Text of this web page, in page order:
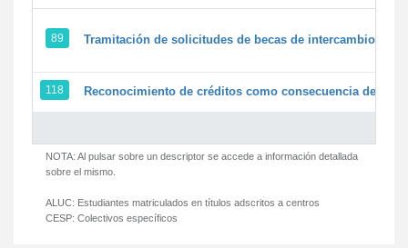
89 Tramitación de solicitudes de becas de intercambio
118 Reconocimiento de créditos como consecuencia de un
NOTA: Al pulsar sobre un descriptor se accede a información detallada
sobre el mismo.
ALUC: Estudiantes matriculados en títulos adscritos a centros
CESP: Colectivos específicos